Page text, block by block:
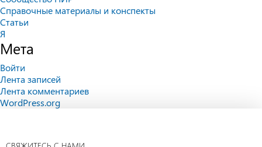
Справочные материалы и конспекты
Статьи
Я
Мета
Войти
Лента записей
Лента комментариев
WordPress.org